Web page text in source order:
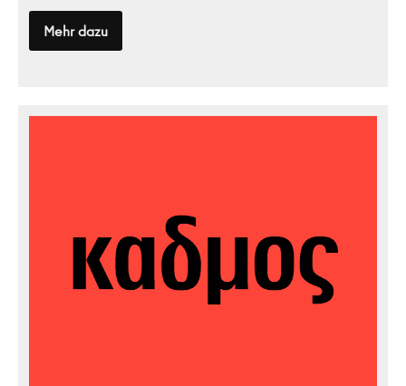
Mehr dazugreenjobs.de